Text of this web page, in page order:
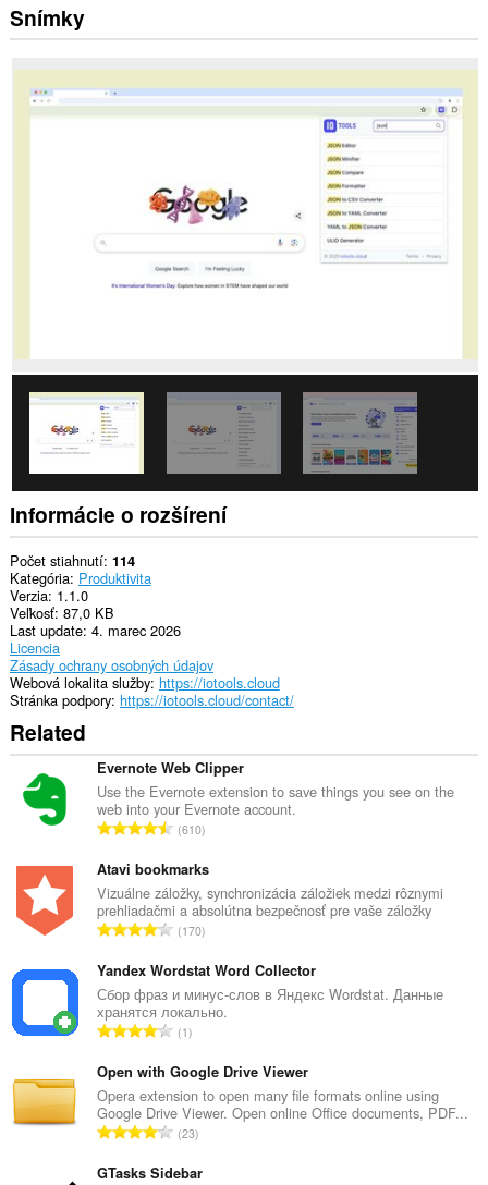
Snímky
Informácie o rozšírení
Počet stiahnutí 114
Kategória Produktivita
Verzia 1.1.0
Veľkosť 87,0 KB
Last update 4. marec 2026
Licencia
Zásady ochrany osobných údajov
Webová lokalita služby https://iotools.cloud
Stránka podpory https://iotools.cloud/contact/
Related
Evernote Web Clipper
Use the Evernote extension to save things you see on the
web into your Evernote account.
C
l
k
o
v
p
o
č
e
t
h
o
d
o
610
Atavi bookmarks
Vizuálne záložky, synchronizácia záložiek medzi rôznymi
prehliadačmi a absolútna bezpečnosť pre vaše záložky
C
l
k
o
v
p
o
č
e
t
170
Yandex Wordstat Word Collector
Сбор фраз и минус-слов в Яндекс Wordstat. Данные
хранятся локально.
C
l
k
o
v
1
Open with Google Drive Viewer
Opera extension to open many file formats online using
Google Drive Viewer. Open online Office documents, PDF...
C
l
23
GTasks Sidebar